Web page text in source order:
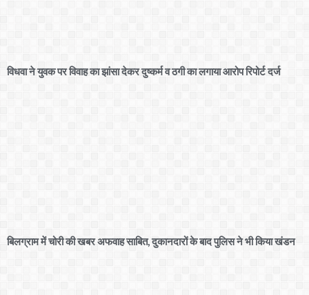
विधवा ने युवक पर विवाह का झांसा देकर दुष्कर्म व ठगी का लगाया आरोप रिपोर्ट दर्ज
बिलग्राम में चोरी की खबर अफवाह साबित, दुकानदारों के बाद पुलिस ने भी किया खंडन